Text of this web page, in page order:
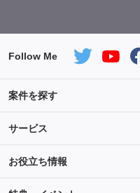
Follow Me
案件を探す
条件を指定して案件を探す
Salesforce案件特集
サービス
サービス紹介
ご登録から参画までの流れ
お役立ち情報
ライフ